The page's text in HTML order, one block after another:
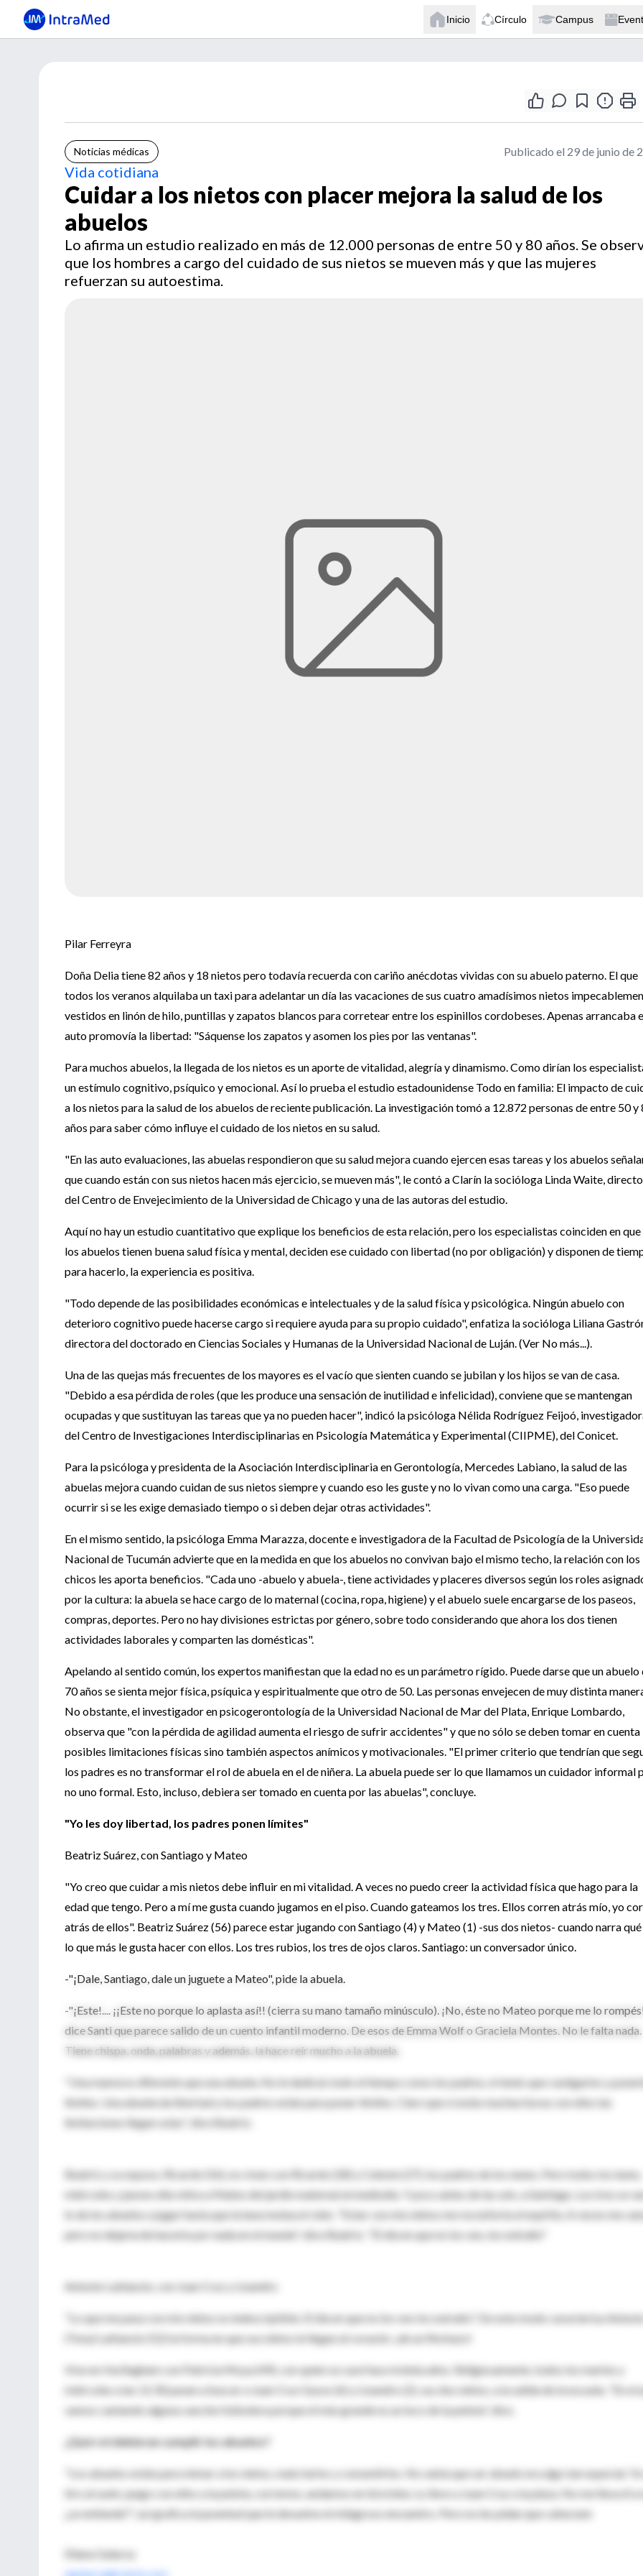
Inicio Círculo Campus
Noticias médicas Publicado el 29 de junio de
Vida cotidiana
Cuidar a los nietos con placer mejora la salud de los
abuelos
Lo afirma un estudio realizado en más de 12.000 personas de entre 50 y 80 años. Se
que los hombres a cargo del cuidado de sus nietos se mueven más y que las mujeres
refuerzan su autoestima.
Pilar Ferreyra
Doña Delia tiene 82 años y 18 nietos pero todavía recuerda con cariño anécdotas vividas con su abuelo paterno. El que
todos los veranos alquilaba un taxi para adelantar un día las vacaciones de sus cuatro amadísimos nietos
vestidos en linón de hilo, puntillas y zapatos blancos para corretear entre los espinillos cordobeses. Apenas arrancaba
auto promovía la libertad: "Sáquense los zapatos y asomen los pies por las ventanas".
Para muchos abuelos, la llegada de los nietos es un aporte de vitalidad, alegría y dinamismo. Como dirían los
un estímulo cognitivo, psíquico y emocional. Así lo prueba el estudio estadounidense Todo en familia: El impacto de
a los nietos para la salud de los abuelos de reciente publicación. La investigación tomó a 12.872 personas de entre 50 y
años para saber cómo influye el cuidado de los nietos en su salud.
"En las auto evaluaciones, las abuelas respondieron que su salud mejora cuando ejercen esas tareas y los abuelos
que cuando están con sus nietos hacen más ejercicio, se mueven más", le contó a Clarín la socióloga Linda Waite,
del Centro de Envejecimiento de la Universidad de Chicago y una de las autoras del estudio.
Aquí no hay un estudio cuantitativo que explique los beneficios de esta relación, pero los especialistas coinciden en que
los abuelos tienen buena salud física y mental, deciden ese cuidado con libertad (no por obligación) y disponen de
para hacerlo, la experiencia es positiva.
"Todo depende de las posibilidades económicas e intelectuales y de la salud física y psicológica. Ningún abuelo con
deterioro cognitivo puede hacerse cargo si requiere ayuda para su propio cuidado", enfatiza la socióloga Liliana
directora del doctorado en Ciencias Sociales y Humanas de la Universidad Nacional de Luján. (Ver No más...).
Una de las quejas más frecuentes de los mayores es el vacío que sienten cuando se jubilan y los hijos se van de casa.
"Debido a esa pérdida de roles (que les produce una sensación de inutilidad e infelicidad), conviene que se mantengan
ocupadas y que sustituyan las tareas que ya no pueden hacer", indicó la psicóloga Nélida Rodríguez Feijoó,
del Centro de Investigaciones Interdisciplinarias en Psicología Matemática y Experimental (CIIPME), del Conicet.
Para la psicóloga y presidenta de la Asociación Interdisciplinaria en Gerontología, Mercedes Labiano, la salud de las
abuelas mejora cuando cuidan de sus nietos siempre y cuando eso les guste y no lo vivan como una carga. "Eso puede
ocurrir si se les exige demasiado tiempo o si deben dejar otras actividades".
En el mismo sentido, la psicóloga Emma Marazza, docente e investigadora de la Facultad de Psicología de la
Nacional de Tucumán advierte que en la medida en que los abuelos no convivan bajo el mismo techo, la relación con los
chicos les aporta beneficios. "Cada uno -abuelo y abuela-, tiene actividades y placeres diversos según los roles
por la cultura: la abuela se hace cargo de lo maternal (cocina, ropa, higiene) y el abuelo suele encargarse de los paseos,
compras, deportes. Pero no hay divisiones estrictas por género, sobre todo considerando que ahora los dos tienen
actividades laborales y comparten las domésticas".
Apelando al sentido común, los expertos manifiestan que la edad no es un parámetro rígido. Puede darse que un abuelo
70 años se sienta mejor física, psíquica y espiritualmente que otro de 50. Las personas envejecen de muy distinta
No obstante, el investigador en psicogerontología de la Universidad Nacional de Mar del Plata, Enrique Lombardo,
observa que "con la pérdida de agilidad aumenta el riesgo de sufrir accidentes" y que no sólo se deben tomar en cuenta
posibles limitaciones físicas sino también aspectos anímicos y motivacionales. "El primer criterio que tendrían que
los padres es no transformar el rol de abuela en el de niñera. La abuela puede ser lo que llamamos un cuidador informal
no uno formal. Esto, incluso, debiera ser tomado en cuenta por las abuelas", concluye.
"Yo les doy libertad, los padres ponen límites"
Beatriz Suárez, con Santiago y Mateo
"Yo creo que cuidar a mis nietos debe influir en mi vitalidad. A veces no puedo creer la actividad física que hago para la
edad que tengo. Pero a mí me gusta cuando jugamos en el piso. Cuando gateamos los tres. Ellos corren atrás mío, yo
atrás de ellos". Beatriz Suárez (56) parece estar jugando con Santiago (4) y Mateo (1) -sus dos nietos- cuando narra qué
lo que más le gusta hacer con ellos. Los tres rubios, los tres de ojos claros. Santiago: un conversador único.
-"¡Dale, Santiago, dale un juguete a Mateo", pide la abuela.
-"¡Este!.... ¡¡Este no porque lo aplasta así!! (cierra su mano tamaño minúsculo). ¡No, éste no Mateo porque me lo
dice Santi que parece salido de un cuento infantil moderno. De esos de Emma Wolf o Graciela Montes. No le falta nada.
Tiene chispa, onda, palabras y además, la hace reír mucho a la abuela.
"Una mamá es diferente que una abuela. No le dedicás todo el tiempo como los padres, ni tenés que castigarlos y
límites. Una abuela da libertad y los padres están para poner límites. Claro que si estás muchas horas con ellos las
limitaciones llegan solas", dice Beatriz.
Beatriz y su esposo, Ricardo (56), no viven con Ricardo (28) y Celeste (27), los padres de los nenes. Pero todos los lunes,
miércoles y jueves ella retira a Mateo del jardín maternal al mediodía. Y poco antes de las seis, a Santiago. Los tres se van
lo de los abuelos a jugar hasta que la luna motea el cielo. "Estar con mis nietos me reconforta el espíritu. A veces me
pero no dejaría de hacerlo por nada en el mundo", dice Beatriz. "El día en que no los veo, los extraño"
Antonio Lattanzio, con Juan Cruz y Lisandro
"Lo que me pasa con mis nietos es indescriptible. El día en que no los veo los extraño". De este modo caracteriza Antonio
(Tony) Lattanzio (52) la forma en que sus nietos le llegan al corazón: ¡de un flechazo!
Vive en Hurlingham con Patricia Moya (49), con quien se casó hace treinta años. Religiosamente, todos los martes y
miércoles a las 12.30 pasan a buscar a Juan Cruz Gusso (6) y Lisandro (2), sus dos nietos, a la salida de la escuela. "En el
vamos cantando alguna canción futbolera porque el más grande es un loco de la pelota", dice.
¿Qué rol debieran cumplir los abuelos?
"Los abuelos están para mimar a los nietos, malcriarlos y consentirlos. No sabía que ser abuelo era algo tan especial. Yo
tiro al suelo, juego con ellos a la pelota, corremos, andamos en bicicleta. Lo llevo a Juan Cruz a la plaza. No me lleva él a
¿se entiende?", así grafica la juventud que le devuelve el milagroso encuentro. Pero no les pidan que cabeceen
Eliana Galarza
egalarza@clarin.com